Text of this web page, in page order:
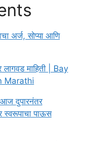
अर्ज, सोप्या आणि
लागवड माहिती | Bay
Marathi
दुपारनंतर
स्वरूपाचा पाऊस